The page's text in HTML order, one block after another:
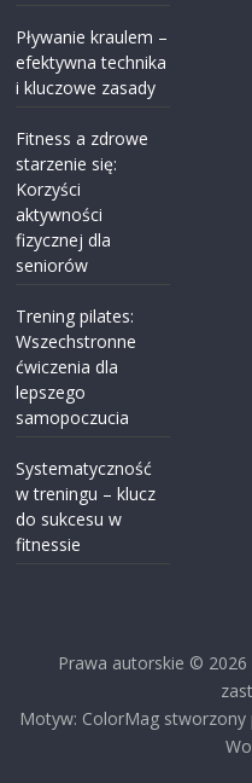
Pływanie kraulem –
efektywna technika
i kluczowe zasady
Fitness a zdrowe
starzenie się:
Korzyści
aktywności
fizycznej dla
seniorów
Trening pilates:
Wszechstronne
ćwiczenia dla
lepszego
samopoczucia
Systematyczność
w treningu – klucz
do sukcesu w
fitnessie
Prawa autorskie © 2026
Motyw: ColorMag stworzony